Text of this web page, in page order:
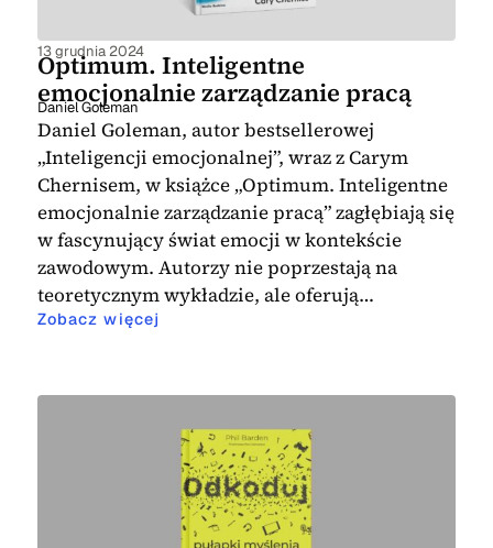
13 grudnia 2024
Optimum. Inteligentne
emocjonalnie zarządzanie pracą
Daniel Goleman
Daniel Goleman, autor bestsellerowej
„Inteligencji emocjonalnej”, wraz z Carym
Chernisem, w książce „Optimum. Inteligentne
emocjonalnie zarządzanie pracą” zagłębiają się
w fascynujący świat emocji w kontekście
zawodowym. Autorzy nie poprzestają na
teoretycznym wykładzie, ale oferują…
Zobacz więcej